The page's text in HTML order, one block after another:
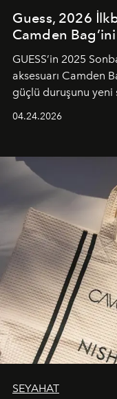
Guess, 2026
Camden Bag’ini
GUESS’in 2025
aksesuarı Camden
güçlü duruşunu yeni
04.24.2026
SEYAHAT